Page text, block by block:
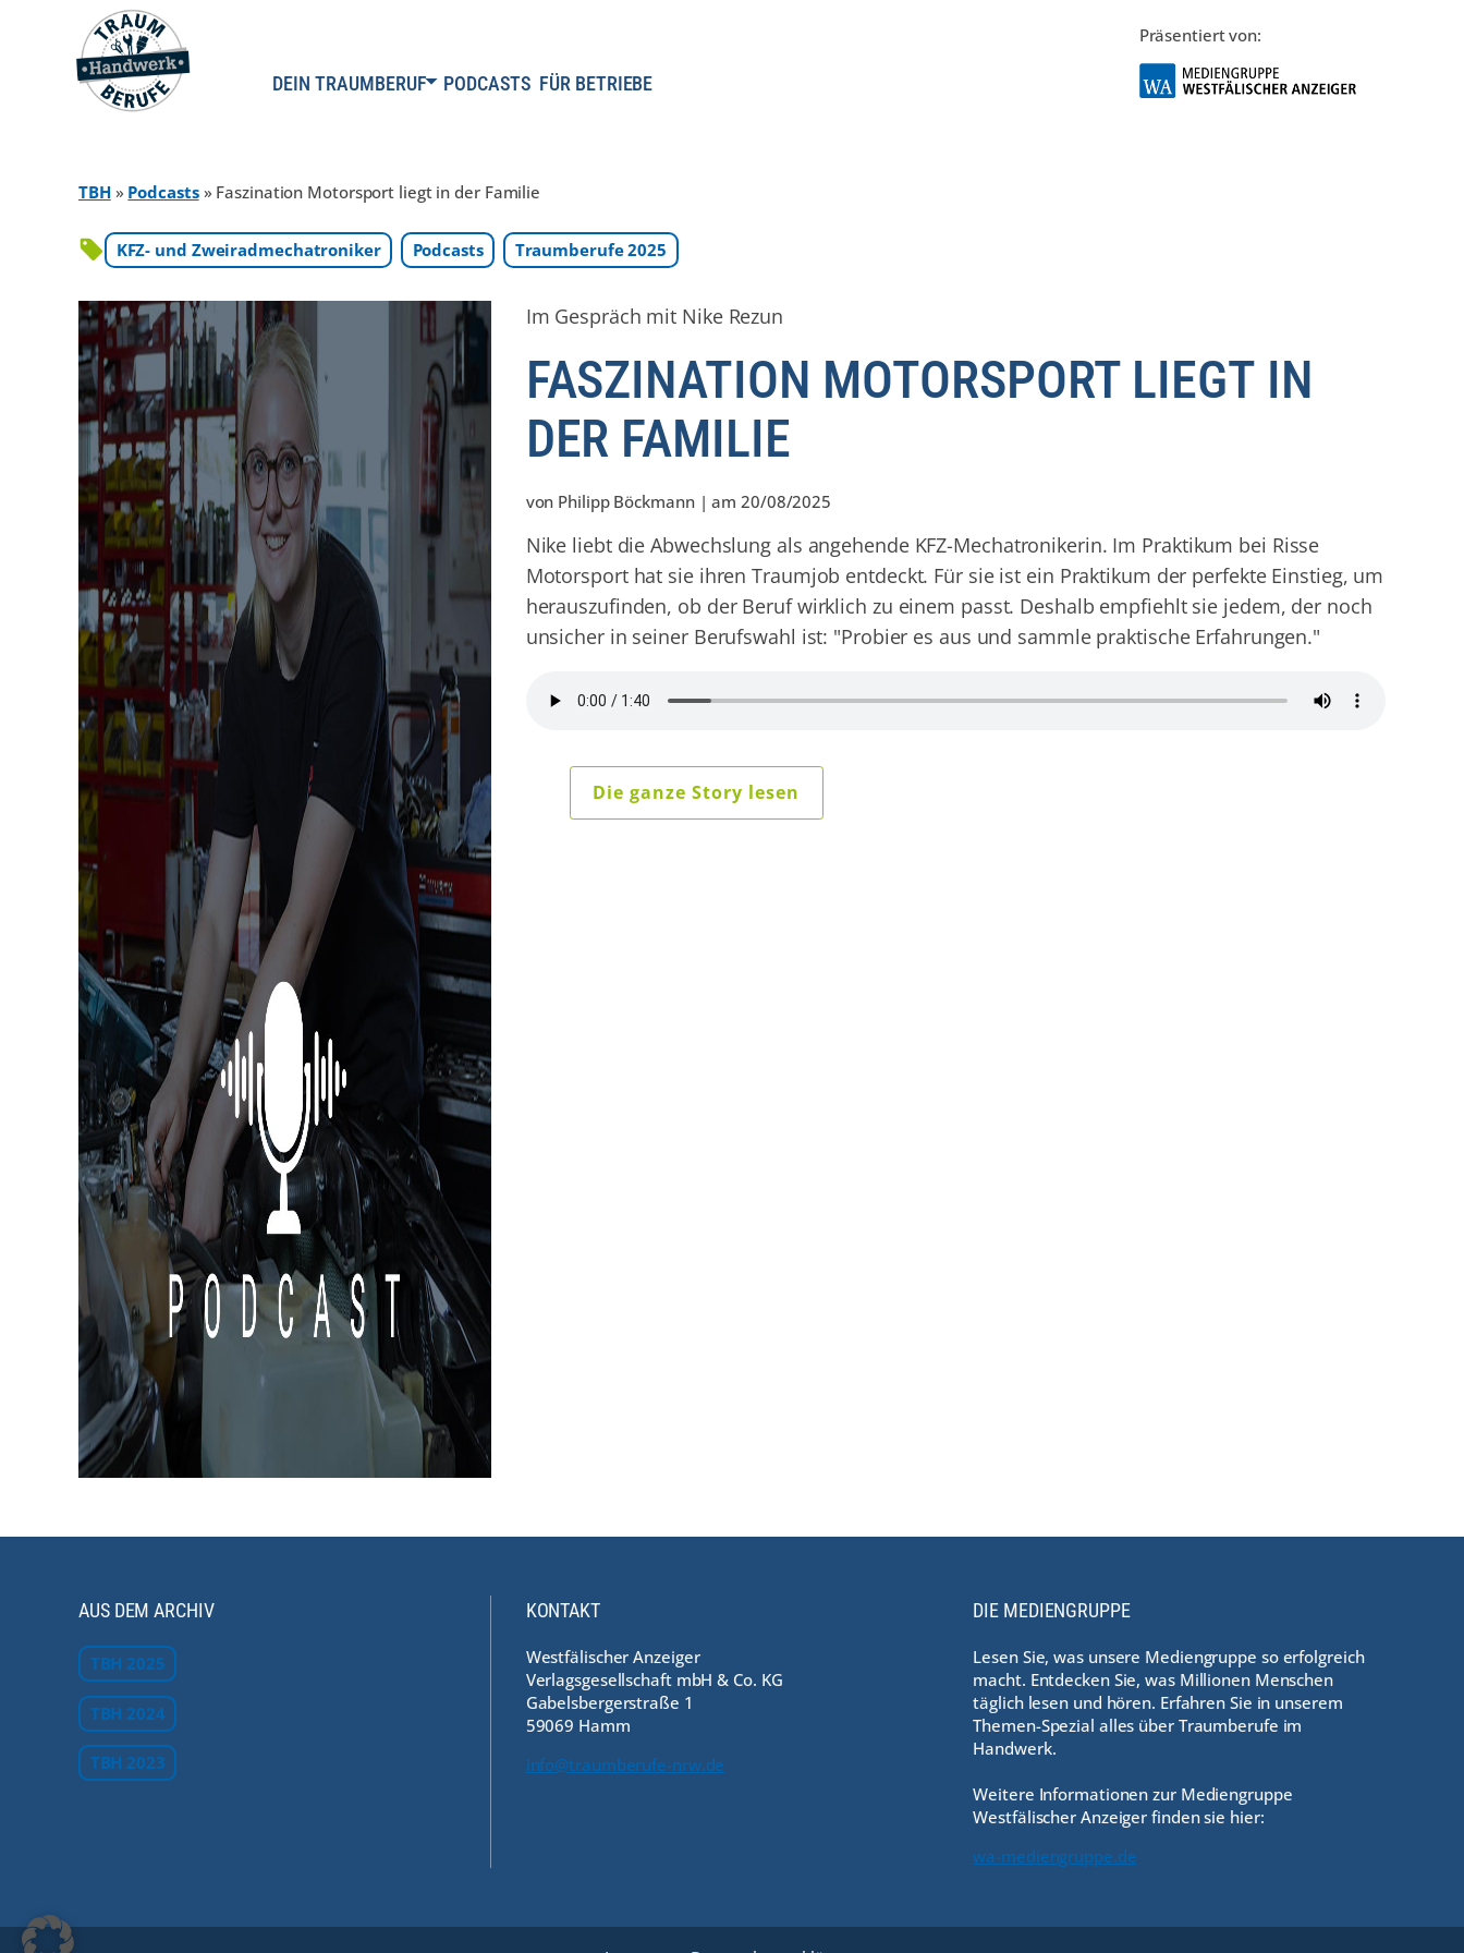
DEIN TRAUMBERUF PODCASTS FÜR BETRIEBE
Präsentiert von:
TBH» Podcasts» Faszination Motorsport liegt in der Familie
KFZ- und Zweiradmechatroniker Podcasts Traumberufe 2025
Im Gespräch mit Nike Rezun
FASZINATION MOTORSPORT LIEGT IN
DER FAMILIE
von Philipp Böckmann| am 20/08/2025
Nike liebt die Abwechslung als angehende KFZ-Mechatronikerin. Im Praktikum bei Risse
Motorsport hat sie ihren Traumjob entdeckt. Für sie ist ein Praktikum der perfekte Einstieg, um
herauszufinden, ob der Beruf wirklich zu einem passt. Deshalb empfiehlt sie jedem, der noch
unsicher in seiner Berufswahl ist: "Probier es aus und sammle praktische Erfahrungen."
Die ganze Story lesen
AUS DEM ARCHIV
TBH 2025
TBH 2024
TBH 2023
KONTAKT
Westfälischer Anzeiger
Verlagsgesellschaft mbH & Co. KG
Gabelsbergerstraße 1
59069 Hamm
info@traumberufe-nrw.de
DIE MEDIENGRUPPE
Lesen Sie, was unsere Mediengruppe so erfolgreich
macht. Entdecken Sie, was Millionen Menschen
täglich lesen und hören. Erfahren Sie in unserem
Themen-Spezial alles über Traumberufe im
Handwerk.
Weitere Informationen zur Mediengruppe
Westfälischer Anzeiger finden sie hier:
wa-mediengruppe.de